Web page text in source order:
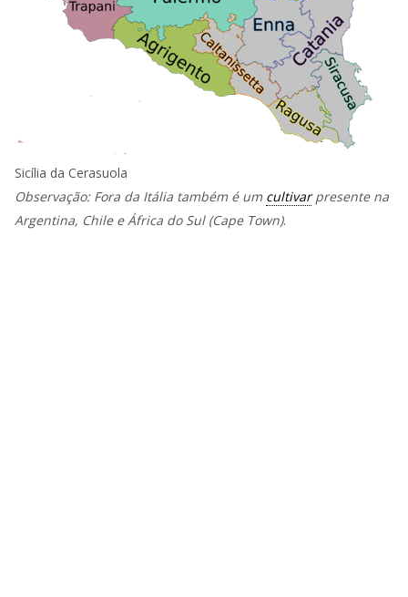
Sicília da Cerasuola
Observação: Fora da Itália também é um cultivarpresente na
Argentina, Chile e África do Sul (Cape Town).